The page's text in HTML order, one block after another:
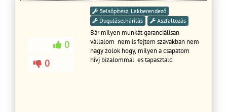
0
0
Belsőpítész, Lakberendező
Duguláselhárítás
Aszfaltozás
Bár milyen munkát garanciálisan
vállalom nem is fejtem szavakban nem
nagy zolok hogy, milyen a csapatom
hivj bizalommal es tapasztald